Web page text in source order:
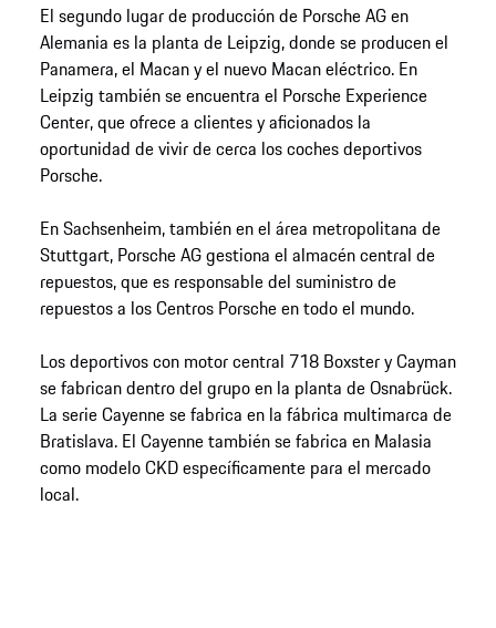
El segundo lugar de producción de Porsche AG en
Alemania es la planta de Leipzig, donde se producen el
Panamera, el Macan y el nuevo Macan eléctrico. En
Leipzig también se encuentra el Porsche Experience
Center, que ofrece a clientes y aficionados la
oportunidad de vivir de cerca los coches deportivos
Porsche.
En Sachsenheim, también en el área metropolitana de
Stuttgart, Porsche AG gestiona el almacén central de
repuestos, que es responsable del suministro de
repuestos a los Centros Porsche en todo el mundo.
Los deportivos con motor central 718 Boxster y Cayman
se fabrican dentro del grupo en la planta de Osnabrück.
La serie Cayenne se fabrica en la fábrica multimarca de
Bratislava. El Cayenne también se fabrica en Malasia
como modelo CKD específicamente para el mercado
local.